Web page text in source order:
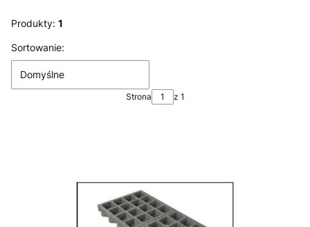
Produkty: 1
Lista produktów
Sortowanie:
Domyślne
Strona z 1